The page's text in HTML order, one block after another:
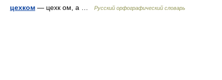
цехком — цехк ом, а … Русский орфографический словарь